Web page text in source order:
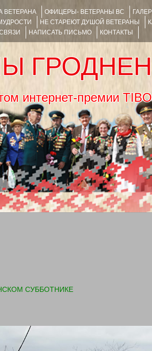
ВЕТЕРАНА ОФИЦЕРЫ- ВЕТЕРАНЫ ВС
НЕ СТАРЕЮТ ДУШОЙ ВЕТЕРАНЫ
НАПИСАТЬ ПИСЬМО КОНТАКТЫ
интернет-
СУББОТНИКЕ